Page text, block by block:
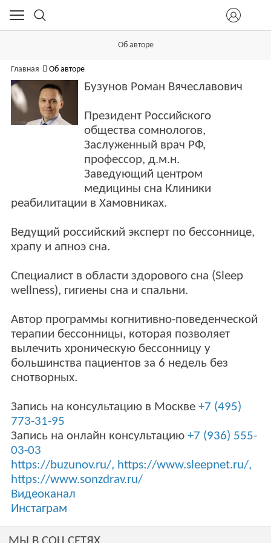
Об авторе
Главная Об авторе
Бузунов Роман Вячеславович
Президент Российского
общества сомнологов,
Заслуженный врач РФ,
профессор, д.м.н.
Заведующий центром
медицины сна Клиники
реабилитации в Хамовниках.
Ведущий российский эксперт по бессоннице,
храпу и апноэ сна.
Специалист в области здорового сна (Sleep
wellness), гигиены сна и спальни.
Автор программы когнитивно-поведенческой
терапии бессонницы, которая позволяет
вылечить хроническую бессонницу у
большинства пациентов за 6 недель без
снотворных.
Запись на консультацию в Москве +7 (495)
773-31-95
Запись на онлайн консультацию +7 (936) 555-
03-03
https://buzunov.ru/, https://www.sleepnet.ru/,
https://www.sonzdrav.ru/
Видеоканал
Инстаграм